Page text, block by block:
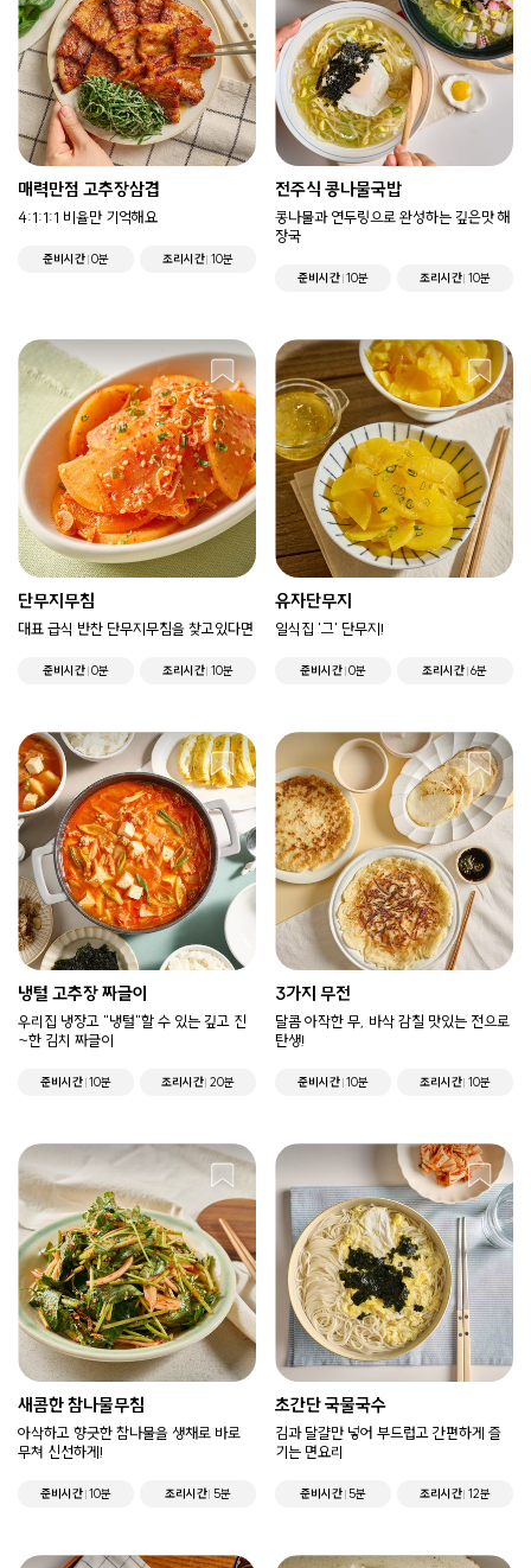
매력만점 고추장삼겹
4:1:1:1 비율만 기억해요
준비시간 0분 조리시간 10분
전주식 콩나물국밥
콩나물과 연두링으로 완성하는 깊은맛 해
장국
준비시간 10분 조리시간 10분
단무지무침
대표 급식 반찬 단무지무침을 찾고있다면
준비시간 0분 조리시간 10분
유자단무지
일식집 '그' 단무지!
준비시간 0분 조리시간 6분
냉털 고추장 짜글이
우리집 냉장고 "냉털"할 수 있는 깊고 진
~한 김치 짜글이
준비시간 10분 조리시간 20분
3가지 무전
달콤 아작한 무, 바삭 감칠 맛있는 전으로
탄생!
준비시간 10분 조리시간 10분
새콤한 참나물무침
아삭하고 향긋한 참나물을 생채로 바로
무쳐 신선하게!
준비시간 10분 조리시간 5분
초간단 국물국수
김과 달걀만 넣어 부드럽고 간편하게 즐
기는 면요리
준비시간 5분 조리시간 12분